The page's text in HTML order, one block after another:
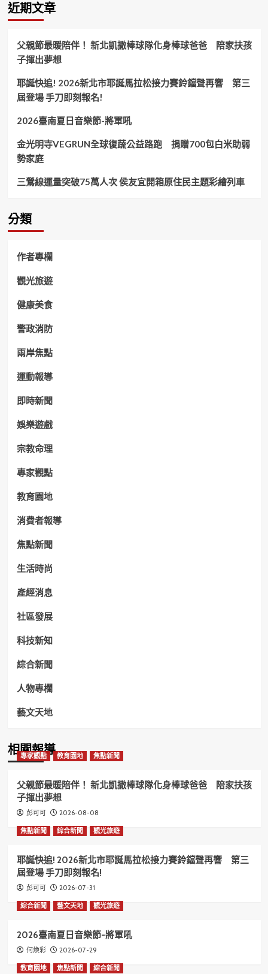
近期文章
父親節最暖陪伴！ 新北凱撒棒球隊化身棒球爸爸 陪家扶孩
子揮出夢想
耶誕快追! 2026新北市耶誕馬拉松接力賽鈴鐺聲再響 第三
屆登場 手刀即刻報名!
2026臺南夏日音樂節-將軍吼
金光明寺VEGRUN全球復蔬公益路跑 捐贈700包白米助弱
勢家庭
三鶯線運量突破75萬人次 侯友宜開箱原住民主題彩繪列車
分類
作者專欄
觀光旅遊
健康美食
警政消防
兩岸焦點
運動報導
即時新聞
娛樂遊戲
宗教命理
專家觀點
教育園地
消費者報導
焦點新聞
生活時尚
產經消息
社區發展
科技新知
綜合新聞
人物專欄
藝文天地
相關報導
專家觀點 教育園地 焦點新聞
父親節最暖陪伴！ 新北凱撒棒球隊化身棒球爸爸 陪家扶孩
子揮出夢想
彭可可 2026-08-08
焦點新聞 綜合新聞 觀光旅遊
耶誕快追! 2026新北市耶誕馬拉松接力賽鈴鐺聲再響 第三
屆登場 手刀即刻報名!
彭可可 2026-07-31
綜合新聞 藝文天地 觀光旅遊
2026臺南夏日音樂節-將軍吼
何煥彩 2026-07-29
教育園地 焦點新聞 綜合新聞